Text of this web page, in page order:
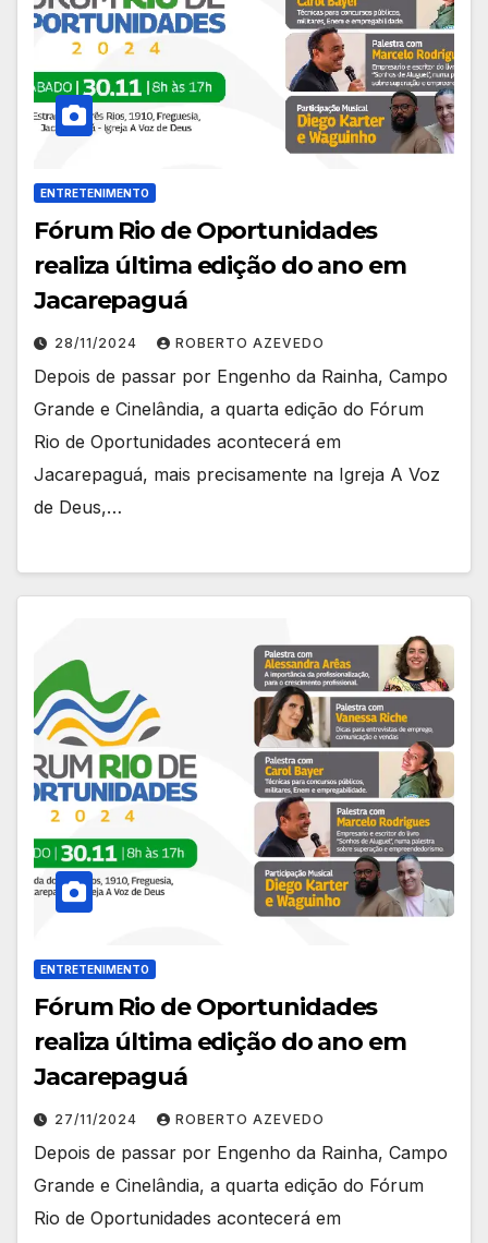
ENTRETENIMENTO
Fórum Rio de Oportunidades
realiza última edição do ano em
Jacarepaguá
28/11/2024 ROBERTO AZEVEDO
Depois de passar por Engenho da Rainha, Campo
Grande e Cinelândia, a quarta edição do Fórum
Rio de Oportunidades acontecerá em
Jacarepaguá, mais precisamente na Igreja A Voz
de Deus,…
ENTRETENIMENTO
Fórum Rio de Oportunidades
realiza última edição do ano em
Jacarepaguá
27/11/2024 ROBERTO AZEVEDO
Depois de passar por Engenho da Rainha, Campo
Grande e Cinelândia, a quarta edição do Fórum
Rio de Oportunidades acontecerá em